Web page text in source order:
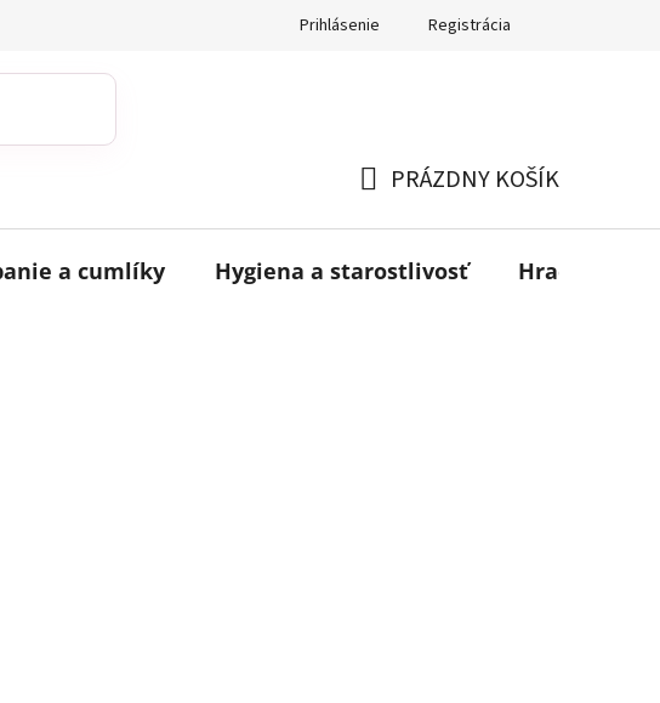
Prihlásenie Registrácia
KOŠÍK
PRÁZDNY KOŠÍK
a cumlíky Hygiena a starostlivosť Hračky